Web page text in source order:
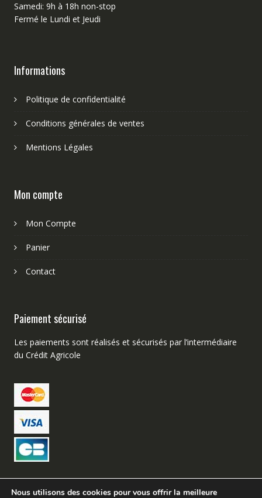
Samedi: 9h à 18h non-stop
Fermé le Lundi et Jeudi
Informations
Politique de confidentialité
Conditions générales de ventes
Mentions Légales
Mon compte
Mon Compte
Panier
Contact
Paiement sécurisé
Les paiements sont réalisés et sécurisés par l’intermédiaire
du Crédit Agricole
Nous utilisons des cookies pour vous offrir la meilleure